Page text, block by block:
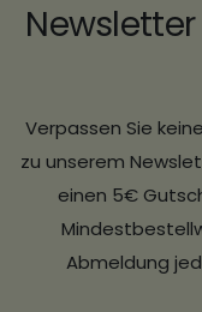
Verpassen Sie
zu unserem
einen 5€
Abmeldung